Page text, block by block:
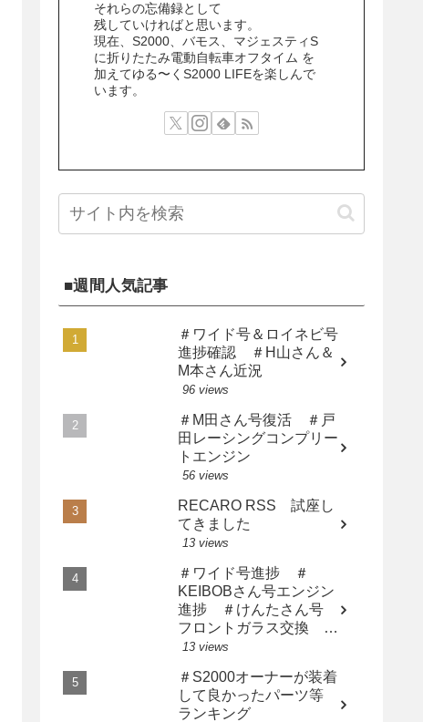
それらの忘備録として
残していければと思います。
現在、S2000、バモス、マジェスティS
に折りたたみ電動自転車オフタイム を
加えてゆる〜くS2000 LIFEを楽しんで
います。
■週間人気記事
＃ワイド号＆ロイネビ号
進捗確認 ＃H山さん＆
M本さん近況
96 views
＃M田さん号復活 ＃戸
田レーシングコンプリー
トエンジン
56 views
RECARO RSS 試座し
てきました
13 views
＃ワイド号進捗 ＃
KEIBOBさん号エンジン
進捗 ＃けんたさん号
フロントガラス交換 ＃
サト橙さん漢の中の漢に
13 views
＃S2000オーナーが装着
して良かったパーツ等
ランキング